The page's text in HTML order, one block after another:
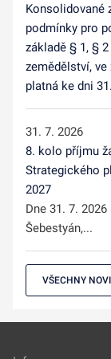
Konsolidované
podmínky pro
základě § 1, §
zemědělství,
platná ke dni
31. 7. 2026
8. kolo příjmu
Strategického
2027
Dne 31. 7.
Šebestyán,...
VŠECHNY